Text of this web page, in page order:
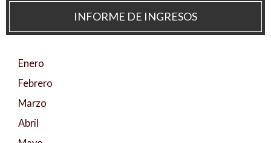
INFORME DE INGRESOS
Enero
Febrero
Marzo
Abril